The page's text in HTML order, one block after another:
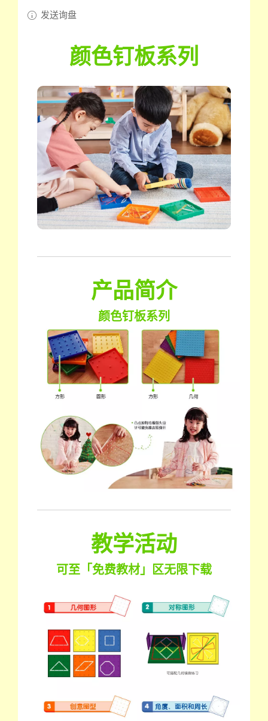
发送询盘
颜色钉板系列
产品简介
颜色钉板系列
教学活动
可至「免费教材」区无限下载